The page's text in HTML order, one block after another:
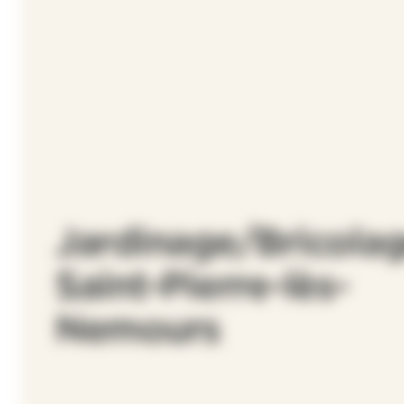
Jardinage/
Saint-Pierre-lès-
Nemours